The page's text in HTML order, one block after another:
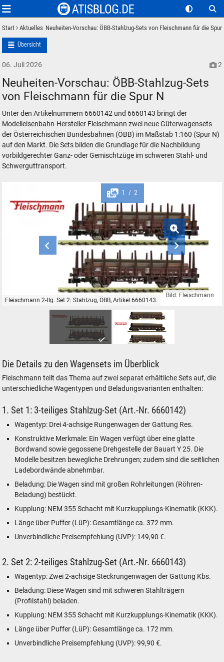
Start Aktuelles Neuheiten-Vorschau: ÖBB-Stahlzug-Sets von Fleischmann für die Spur
Übersicht
06. Juli 2026 2
Neuheiten-Vorschau: ÖBB-Stahlzug-Sets
von Fleischmann für die Spur N
Unter den Artikelnummern 6660142 und 6660143 bringt der
Modelleisenbahn-Hersteller Fleischmann zwei neue Güterwagensets
der Österreichischen Bundesbahnen (ÖBB) im Maßstab 1:160 (Spur N)
auf den Markt. Die Sets bilden die Grundlage für die Nachbildung
vorbildgerechter Ganz- oder Gemischtzüge im schweren Stahl- und
Schwerguttransport.
Fleischmann 2-tlg. Set 2: Stahlzug, ÖBB, Artikel 6660143.
Fleischmann 2-tlg. Set 2: Stahlzug, ÖBB, Artikel 6660143.
Bild: Fleischmann
1 / 2
Die Details zu den Wagensets im Überblick
Fleischmann teilt das Thema auf zwei separat erhältliche Sets auf, die
unterschiedliche Wagentypen und Beladungsvarianten enthalten:
1. Set 1: 3-teiliges Stahlzug-Set (Art.-Nr. 6660142)
Wagentyp: Drei 4-achsige Rungenwagen der Gattung Res.
Konstruktive Merkmale: Ein Wagen verfügt über eine glatte
Bordwand sowie gegossene Drehgestelle der Bauart Y 25. Die
Modelle besitzen bewegliche Drehrungen; zudem sind die seitlichen
Ladebordwände abnehmbar.
Beladung: Die Wagen sind mit großen Rohrleitungen (Röhren-
Beladung) bestückt.
Kupplung: NEM 355 Schacht mit Kurzkupplungs-Kinematik (KKK).
Länge über Puffer (LüP): Gesamtlänge ca. 372 mm.
Unverbindliche Preisempfehlung (UVP): 149,90 €.
2. Set 2: 2-teiliges Stahlzug-Set (Art.-Nr. 6660143)
Wagentyp: Zwei 2-achsige Steckrungenwagen der Gattung Kbs.
Beladung: Diese Wagen sind mit schweren Stahlträgern
(Profilstahl) beladen.
Kupplung: NEM 355 Schacht mit Kurzkupplungs-Kinematik (KKK).
Länge über Puffer (LüP): Gesamtlänge ca. 172 mm.
Unverbindliche Preisempfehlung (UVP): 99,90 €.